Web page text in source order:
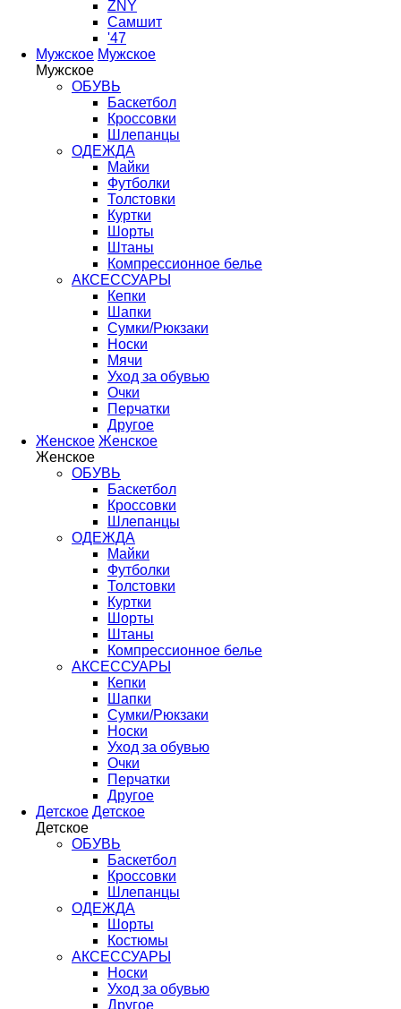
ZNY
Самшит
'47
Мужское Мужское
Мужское
ОБУВЬ
Баскетбол
Кроссовки
Шлепанцы
ОДЕЖДА
Майки
Футболки
Толстовки
Куртки
Шорты
Штаны
Компрессионное белье
АКСЕССУАРЫ
Кепки
Шапки
Сумки/Рюкзаки
Носки
Мячи
Уход за обувью
Очки
Перчатки
Другое
Женское Женское
Женское
ОБУВЬ
Баскетбол
Кроссовки
Шлепанцы
ОДЕЖДА
Майки
Футболки
Толстовки
Куртки
Шорты
Штаны
Компрессионное белье
АКСЕССУАРЫ
Кепки
Шапки
Сумки/Рюкзаки
Носки
Уход за обувью
Очки
Перчатки
Другое
Детское Детское
Детское
ОБУВЬ
Баскетбол
Кроссовки
Шлепанцы
ОДЕЖДА
Шорты
Костюмы
АКСЕССУАРЫ
Носки
Уход за обувью
Другое